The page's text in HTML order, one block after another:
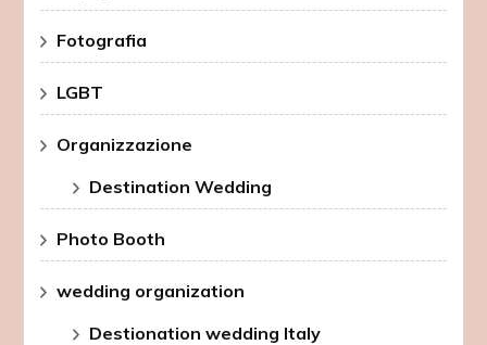
Fotografia
LGBT
Organizzazione
Destination Wedding
Photo Booth
wedding organization
Destionation wedding Italy